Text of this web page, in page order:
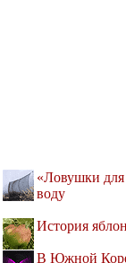
«Ловушки
воду
История
В Южной